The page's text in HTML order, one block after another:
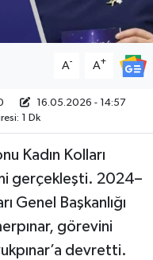
A- A+
16.05.2026 - 14:57
1 Dk
Kadın Kolları
gerçekleşti. 2024–
Genel Başkanlığı
görevini
devretti.